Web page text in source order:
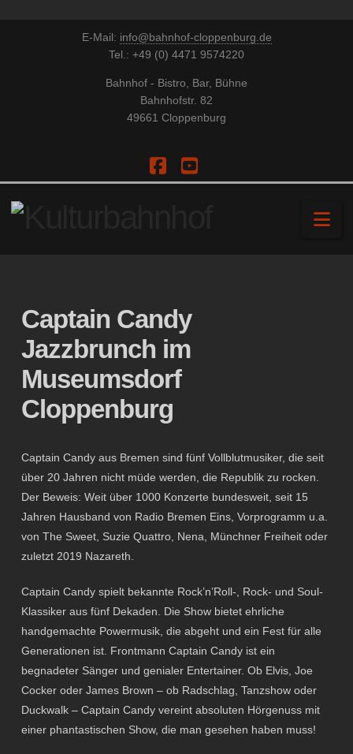
E-Mail: info@bahnhof-cloppenburg.de
Tel.: +49 (0) 4471 9574220
Bahnhof - Bistro, Bar, Bühne
Bahnhofstr. 82
49661 Cloppenburg
Facebook
YouTube
Captain Candy
Jazzbrunch im
Museumsdorf
Cloppenburg
Captain Candy aus Bremen sind fünf Vollblutmusiker, die seit
über 20 Jahren nicht müde werden, die Republik zu rocken.
Der Beweis: Weit über 1000 Konzerte bundesweit, seit 15
Jahren Hausband von Radio Bremen Eins, Vorprogramm u.a.
von The Sweet, Suzie Quattro, Nena, Münchner Freiheit oder
zuletzt 2019 Nazareth.
Captain Candy spielt bekannte Rock’n’Roll-, Rock- und Soul-
Klassiker aus fünf Dekaden. Die Show bietet ehrliche
handgemachte Powermusik, die abgeht und ein Fest für alle
Generationen ist. Frontmann Captain Candy ist ein
begnadeter Sänger und genialer Entertainer. Ob Elvis, Joe
Cocker oder James Brown – ob Radschlag, Tanzshow oder
Duckwalk – Captain Candy vereint absoluten Hörgenuss mit
einer phantastischen Show, die man gesehen haben muss!